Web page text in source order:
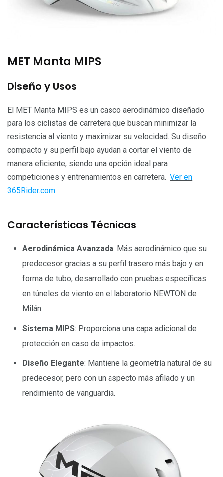
MET Manta MIPS
Diseño y Usos
El MET Manta MIPS es un casco aerodinámico diseñado
para los ciclistas de carretera que buscan minimizar la
resistencia al viento y maximizar su velocidad. Su diseño
compacto y su perfil bajo ayudan a cortar el viento de
manera eficiente, siendo una opción ideal para
competiciones y entrenamientos en carretera. Ver en
365Rider.com
Características Técnicas
Aerodinámica Avanzada: Más aerodinámico que su
predecesor gracias a su perfil trasero más bajo y en
forma de tubo, desarrollado con pruebas específicas
en túneles de viento en el laboratorio NEWTON de
Milán.
Sistema MIPS: Proporciona una capa adicional de
protección en caso de impactos.
Diseño Elegante: Mantiene la geometría natural de su
predecesor, pero con un aspecto más afilado y un
rendimiento de vanguardia.